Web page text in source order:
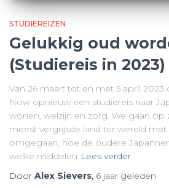
STUDIEREIZEN
Gelukkig oud
(Studiereis in 2023)
Van 26 maart tot en met 5 april
Now opnieuw een studiereis naar
wonen, welzijn en zorg. We gaan op
meest vergrijsde land ter wereld
omgegaan, hoe de oudere
welke middelen Lees verder
Door Alex Sievers, 6 jaar geleden